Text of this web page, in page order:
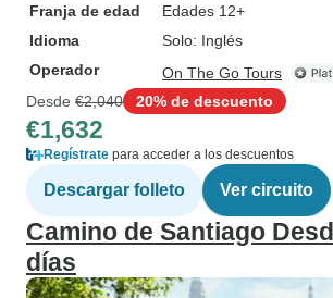
Franja de edad
Edades 12+
Idioma
Solo: Inglés
Operador
On The Go Tours
Desde €2,040 20% de descuento
€1,632
Regístrate para acceder a los descuentos
Descargar folleto Ver circuito
Camino de Santiago
días